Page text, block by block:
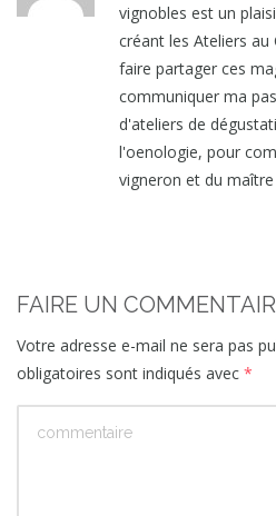
vignobles est un
créant les Ateliers
faire partager ces
communiquer ma
d'ateliers de
l'oenologie, pour
vigneron et du maître
FAIRE UN
Votre adresse e-mail ne sera pas
obligatoires sont indiqués avec *